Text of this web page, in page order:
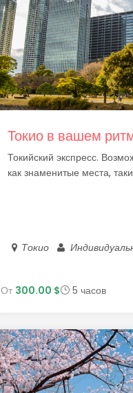
Токио в вашем
Токийский экспресс.
как знаменитые места,
Токио
От 300.00 $ 5 часов